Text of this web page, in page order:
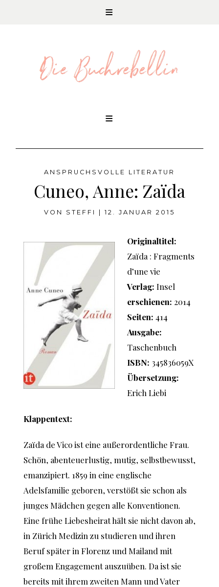
ANSPRUCHSVOLLE LITERATUR
Cuneo, Anne: Zaïda
VON STEFFI 12. JANUAR 2015
Originaltitel:
Zaïda : Fragments
d’une vie
Verlag: Insel
erschienen: 2014
Seiten: 414
Ausgabe:
Taschenbuch
ISBN: 345836059X
Übersetzung:
Erich Liebi
Klappentext:
Zaïda de Vico ist eine außerordentliche Frau.
Schön, abenteuerlustig, mutig, selbstbewusst,
emanzipiert. 1859 in eine englische
Adelsfamilie geboren, verstößt sie schon als
junges Mädchen gegen alle Konventionen.
Eine frühe Liebesheirat hält sie nicht davon ab,
in Zürich Medizin zu studieren und ihren
Beruf später in Florenz und Mailand mit
großem Engagement auszuüben. Da ist sie
bereits mit ihrem zweiten Mann und Vater